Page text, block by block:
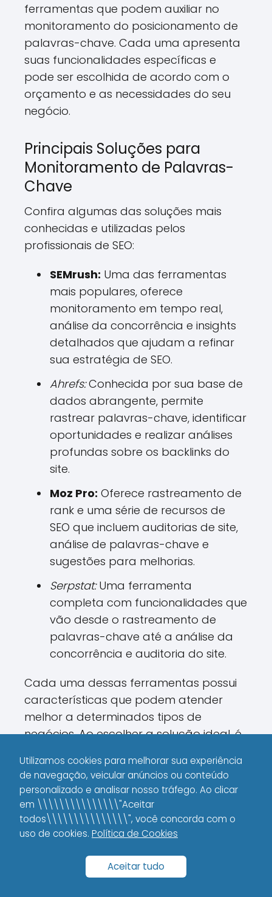
ferramentas que podem auxiliar no
monitoramento do posicionamento de
palavras-chave. Cada uma apresenta
suas funcionalidades específicas e
pode ser escolhida de acordo com o
orçamento e as necessidades do seu
negócio.
Principais Soluções para
Monitoramento de Palavras-
Chave
Confira algumas das soluções mais
conhecidas e utilizadas pelos
profissionais de SEO:
SEMrush: Uma das ferramentas
mais populares, oferece
monitoramento em tempo real,
análise da concorrência e insights
detalhados que ajudam a refinar
sua estratégia de SEO.
Ahrefs:Conhecida por sua base de
dados abrangente, permite
rastrear palavras-chave, identificar
oportunidades e realizar análises
profundas sobre os backlinks do
site.
Moz Pro: Oferece rastreamento de
rank e uma série de recursos de
SEO que incluem auditorias de site,
análise de palavras-chave e
sugestões para melhorias.
Serpstat:Uma ferramenta
completa com funcionalidades que
vão desde o rastreamento de
palavras-chave até a análise da
concorrência e auditoria do site.
Cada uma dessas ferramentas possui
características que podem atender
melhor a determinados tipos de
negócios. Ao escolher a solução ideal, é
funcionalidades e o custo-benefício.
Investir em uma ferramenta robusta
pode significar um divisor de águas
para o sucesso do seu SEO.
Estudos de Caso e
Aplicações Práticas do
Utilizamos cookies para melhorar sua experiência
de navegação, veicular anúncios ou conteúdo
personalizado e analisar nosso tráfego. Ao clicar
em \\\\\\\\\\\\\\\"Aceitar
todos\\\\\\\\\\\\\\\", você concorda com o
uso de cookies. Política de Cookies
Aceitar tudo